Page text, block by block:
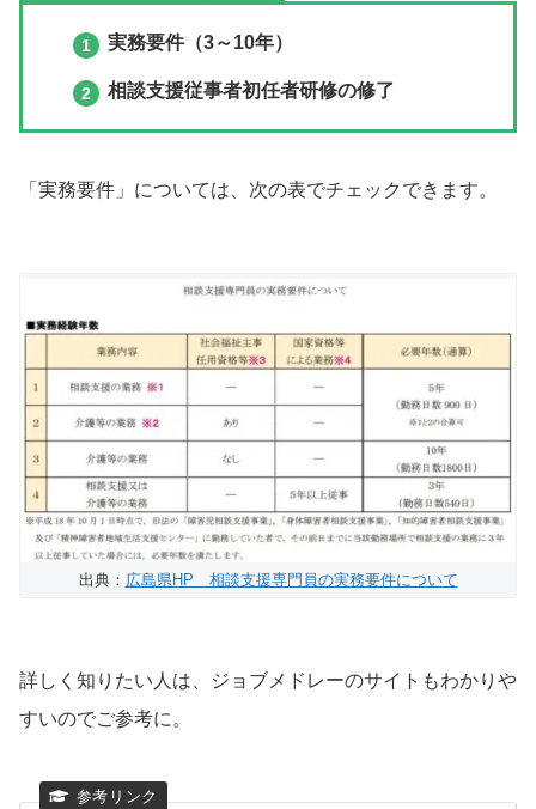
実務要件（3～10年）
相談支援従事者初任者研修の修了
「実務要件」については、次の表でチェックできます。
出典： 広島県HP 相談支援専門員の実務要件について
詳しく知りたい人は、ジョブメドレーのサイトもわかりや
すいのでご参考に。